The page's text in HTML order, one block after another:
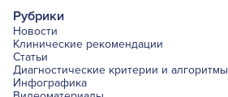
Рубрики
Новости
Клинические рекомендации
Статьи
Диагностические критерии и алгоритмы
Инфографика